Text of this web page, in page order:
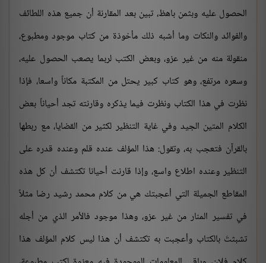
الحصول عليه وبثمن باهظ، تبين بعد المقارنة أن جميع هذه اللطائف
والفوائد والنكات وما أشبه ذلك مأخوذة من كتاب موجود ومطبوع،
منقولة منه من غير عزو، وبعض الكتب لربما يصعب الحصول عليه،
وسعره مرتفع، وهو كتاب كبير يحتل من المكتبة مكاناً واسعا، فإذا
نظرت في هذا الكتاب ونظرت فيما يذكره وقارنته تجد أحياناً بعض
الكلام المتين الجيد وفي غاية التنظير لكثير من القضايا، مع ربطها
بالقرآن فتعجب به، وتقول: هذا المؤلف عنده قلم وعنده قدره على
التنظير وعنده اطلاع واسع، وإذا قارنت أحيانا تكتشف أن كل هذه
المقاطع الجميلة التي أعجبتك هي من كلام محمد رشيد رضا مثلاً
في تفسير المنار من غير عزو، وهذا موجود فالأمر الذي من أجله
تشبثتَ بالكتاب وأعجبت به تكتشف أن هذا ليس كلام المؤلف هذا